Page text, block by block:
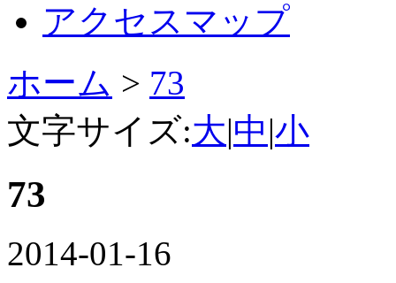
アクセスマップ
ホーム > 73
文字サイズ:大|中|小
73
2014-01-16